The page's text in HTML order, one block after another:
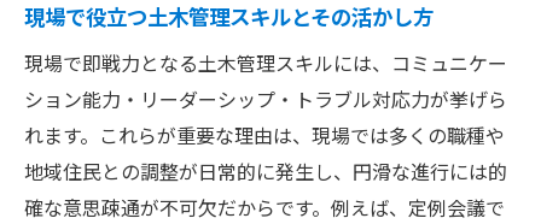
現場で役立つ土木管理スキルとその活かし方
現場で即戦力となる土木管理スキルには、コミュニケー
ション能力・リーダーシップ・トラブル対応力が挙げら
れます。これらが重要な理由は、現場では多くの職種や
地域住民との調整が日常的に発生し、円滑な進行には的
確な意思疎通が不可欠だからです。例えば、定例会議で